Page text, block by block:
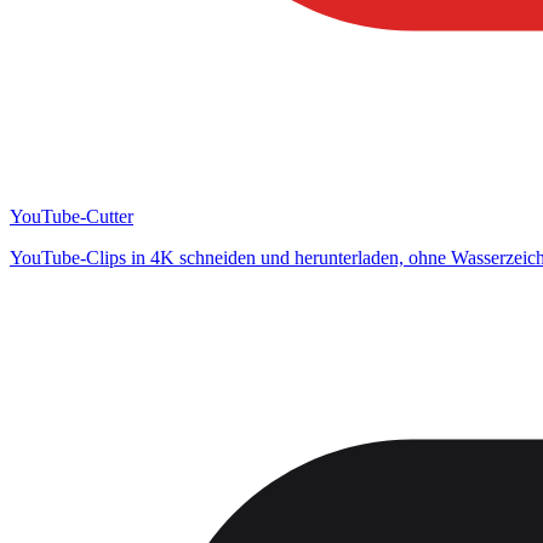
YouTube-Cutter
YouTube-Clips in 4K schneiden und herunterladen, ohne